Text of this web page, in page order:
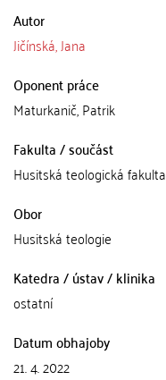
Autor
Jičínská, Jana
Oponent práce
Maturkanič, Patrik
Fakulta / součást
Husitská teologická fakulta
Obor
Husitská teologie
Katedra / ústav / klinika
ostatní
Datum obhajoby
21. 4. 2022